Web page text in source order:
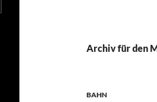
Archiv für den
BAHN